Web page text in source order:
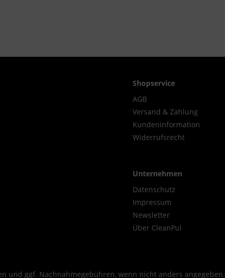
Shopservice
AGB
Versand & Zahlung
Kundeninformation
Widerrufsrecht
Unternehmen
Datenschutz
Impressum
Newsletter
Über CleanPul
und ggf. Nachnahmegebühren, wenn nicht anders angegeben.